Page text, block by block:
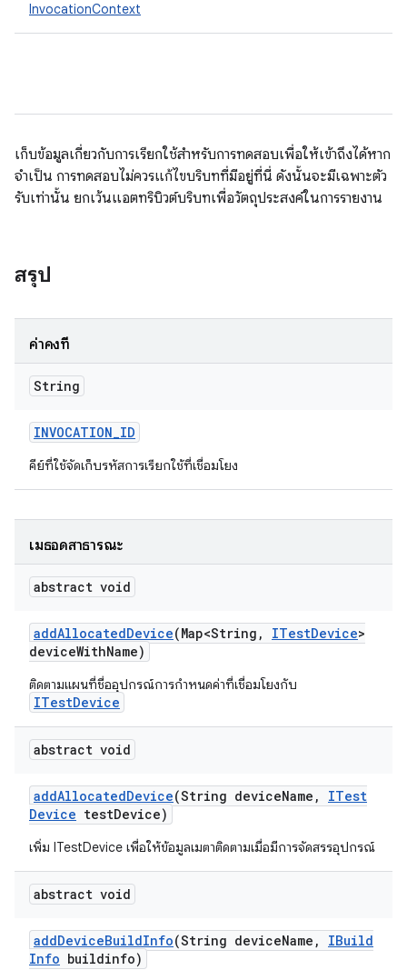
InvocationContext
เก็บข้อมูลเกี่ยวกับการเรียกใช้สำหรับการทดสอบเพื่อให้เข้าถึงได้หาก
จำเป็น การทดสอบไม่ควรแก้ไขบริบทที่มีอยู่ที่นี่ ดังนั้นจะมีเฉพาะตัว
รับเท่านั้น ยกเว้นแอตทริบิวต์บริบทเพื่อวัตถุประสงค์ในการรายงาน
สรุป
ค่าคงที่
String
INVOCATION_ID
คีย์ที่ใช้จัดเก็บรหัสการเรียกใช้ที่เชื่อมโยง
เมธอดสาธารณะ
abstract void
addAllocatedDevice(Map<String , ITestDevice>
deviceWithName)
ติดตามแผนที่ชื่ออุปกรณ์การกำหนดค่าที่เชื่อมโยงกับ
ITestDevice
abstract void
addAllocatedDevice(String deviceName ,
ITest
Device testDevice)
เพิ่ม ITestDevice เพื่อให้ข้อมูลเมตาติดตามเมื่อมีการจัดสรรอุปกรณ์
abstract void
addDeviceBuildInfo(String deviceName ,
IBuild
Info buildinfo)